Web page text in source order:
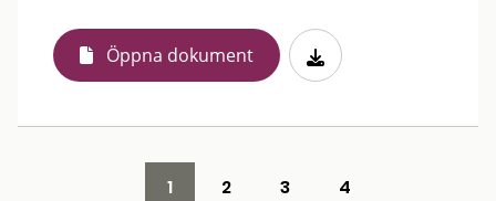
Öppna dokument
1 2 3 4